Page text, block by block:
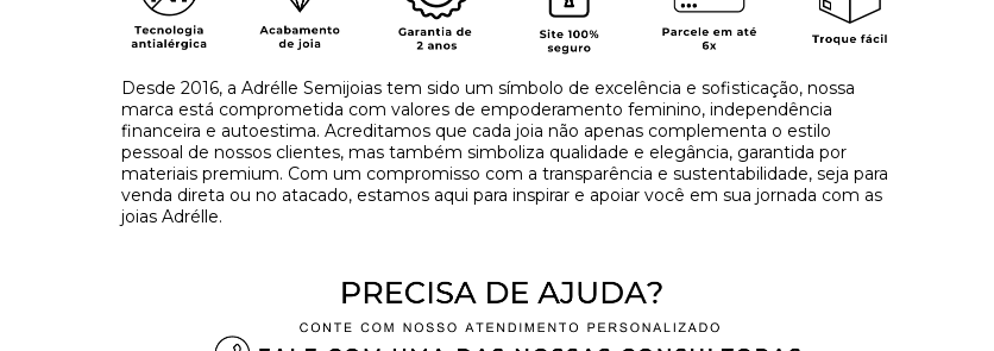
Desde 2016, a Adrélle Semijoias tem sido um símbolo de excelência e sofisticação, nossa
marca está comprometida com valores de empoderamento feminino, independência
financeira e autoestima. Acreditamos que cada joia não apenas complementa o estilo
pessoal de nossos clientes, mas também simboliza qualidade e elegância, garantida por
materiais premium. Com um compromisso com a transparência e sustentabilidade, seja para
venda direta ou no atacado, estamos aqui para inspirar e apoiar você em sua jornada com as
joias Adrélle.